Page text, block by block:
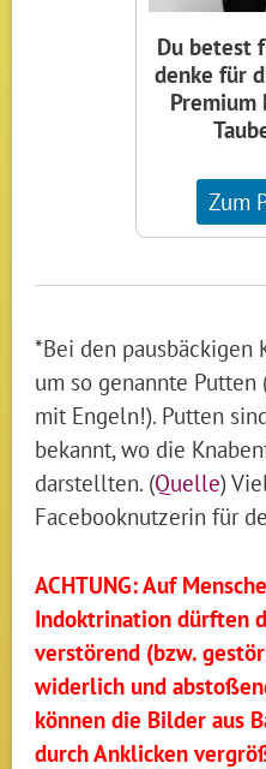
Du betest
denke für
Premium
Zum
*Bei den pausbäckigen
um so genannte
mit Engeln!). Putten
bekannt, wo die
darstellten. (Quelle)
Facebooknutzerin für
ACHTUNG: Auf
Indoktrination dürften
verstörend (bzw.
widerlich und
können die Bilder aus
durch Anklicken